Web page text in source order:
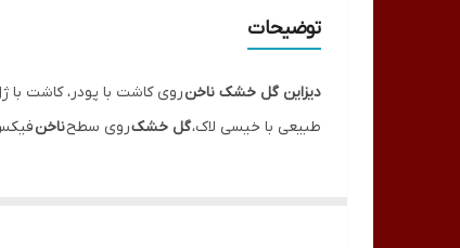
توضیحات
دیزاین گل خشک ناخنروی کاشت با پودر، کاشت
طبیعی با خیسی لاک،گل خشکروی سطحناخن